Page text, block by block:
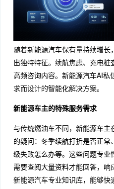
随着新能源汽车保有量持续增
出独特特征。续航焦虑、充电
高频咨询内容。新能源汽车AI私
求而设计的智能化解决方案。
新能源车主的特殊服务需求
与传统燃油车不同，新能源车
的疑问：冬季续航打折是否正
级失败怎么办等。这些问题专
需要查阅大量资料才能回答，
新能源汽车专业知识库，能够快